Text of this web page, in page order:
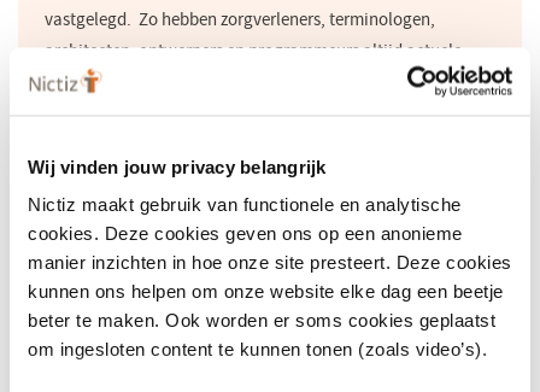
Wij vinden jouw privacy belangrijk
Nictiz maakt gebruik van functionele en analytische
cookies. Deze cookies geven ons op een anonieme
manier inzichten in hoe onze site presteert. Deze cookies
kunnen ons helpen om onze website elke dag een beetje
beter te maken. Ook worden er soms cookies geplaatst
om ingesloten content te kunnen tonen (zoals video’s).
vastgelegd. Zo hebben zorgverleners, terminologen,
architecten, ontwerpers en programmeurs altijd actuele
inzage in de status van de informatiestandaarden en de
informatiestandaarden met dezelfde tool zijn ontwikkeld,
kunnen producten hergebruikt worden en beheersbaar
blijven.
ART-DECOR publicaties
De publicatie van een informatiestandaard in ART-DECOR bestaat